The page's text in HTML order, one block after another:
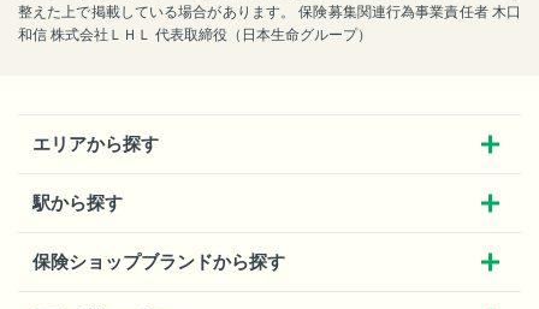
整えた上で掲載している場合があります。 保険募集関連行為事業責任者 木口
和信 株式会社ＬＨＬ 代表取締役（日本生命グループ）
エリアから探す
駅から探す
保険ショップブランドから探す